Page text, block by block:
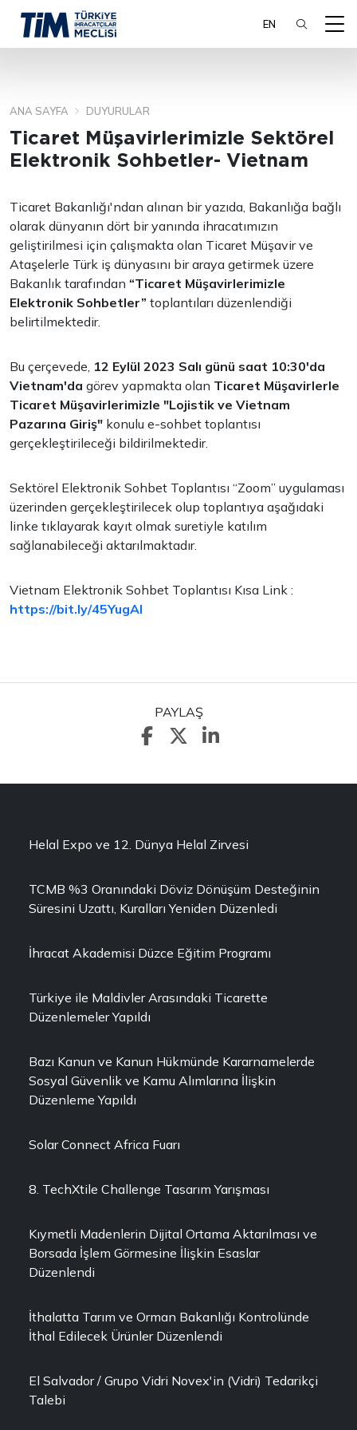
EN
ANA SAYFA DUYURULAR
Ticaret Müşavirlerimizle Sektörel
Elektronik Sohbetler- Vietnam
Ticaret Bakanlığı'ndan alınan bir yazıda, Bakanlığa bağlı
olarak dünyanın dört bir yanında ihracatımızın
geliştirilmesi için çalışmakta olan Ticaret Müşavir ve
Ataşelerle Türk iş dünyasını bir araya getirmek üzere
Bakanlık tarafından “Ticaret Müşavirlerimizle
Elektronik Sohbetler” toplantıları düzenlendiği
belirtilmektedir.
Bu çerçevede, 12 Eylül 2023 Salı günü saat 10:30'da
Vietnam'da görev yapmakta olan Ticaret Müşavirlerle
Ticaret Müşavirlerimizle "Lojistik ve Vietnam
Pazarına Giriş" konulu e-sohbet toplantısı
gerçekleştirileceği bildirilmektedir.
Sektörel Elektronik Sohbet Toplantısı “Zoom” uygulaması
üzerinden gerçekleştirilecek olup toplantıya aşağıdaki
linke tıklayarak kayıt olmak suretiyle katılım
sağlanabileceği aktarılmaktadır.
Vietnam Elektronik Sohbet Toplantısı Kısa Link :
https://bit.ly/45YugAI
PAYLAŞ
Helal Expo ve 12. Dünya Helal Zirvesi
TCMB %3 Oranındaki Döviz Dönüşüm Desteğinin
Süresini Uzattı, Kuralları Yeniden Düzenledi
İhracat Akademisi Düzce Eğitim Programı
Türkiye ile Maldivler Arasındaki Ticarette
Düzenlemeler Yapıldı
Bazı Kanun ve Kanun Hükmünde Kararnamelerde
Sosyal Güvenlik ve Kamu Alımlarına İlişkin
Düzenleme Yapıldı
Solar Connect Africa Fuarı
8. TechXtile Challenge Tasarım Yarışması
Kıymetli Madenlerin Dijital Ortama Aktarılması ve
Borsada İşlem Görmesine İlişkin Esaslar
Düzenlendi
İthalatta Tarım ve Orman Bakanlığı Kontrolünde
İthal Edilecek Ürünler Düzenlendi
El Salvador / Grupo Vidri Novex'in (Vidri) Tedarikçi
Talebi